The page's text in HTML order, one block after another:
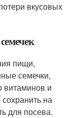
вкусовых
пищи,
семечки,
витаминов и
на
для посева.